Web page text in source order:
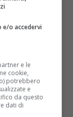
quella parte
aveva
si tratterà di
con
riservare
e/o accedervi
e le
cookie,
potrebbero
e
da questo
dati di